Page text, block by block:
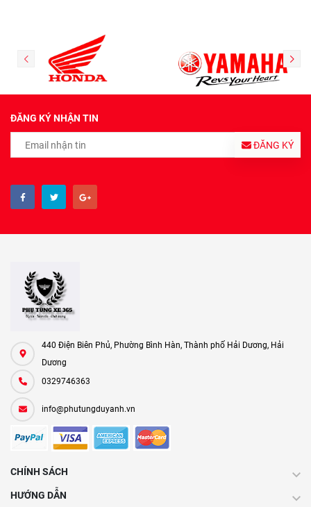
ĐĂNG KÝ NHẬN TIN
ĐĂNG KÝ
440 Điện Biên Phủ, Phường Bình Hàn, Thành phố Hải Dương, Hải
Dương
0329746363
info@phutungduyanh.vn
CHÍNH SÁCH
HƯỚNG DẪN